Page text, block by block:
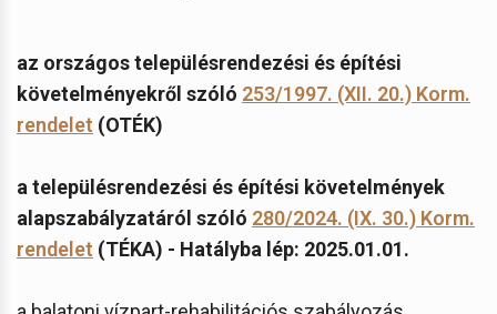
az országos településrendezési és építési
követelményekről szóló 253/1997. (XII. 20.) Korm.
rendelet (OTÉK)
a településrendezési és építési követelmények
alapszabályzatáról szóló 280/2024. (IX. 30.) Korm.
rendelet (TÉKA) - Hatályba lép: 2025.01.01.